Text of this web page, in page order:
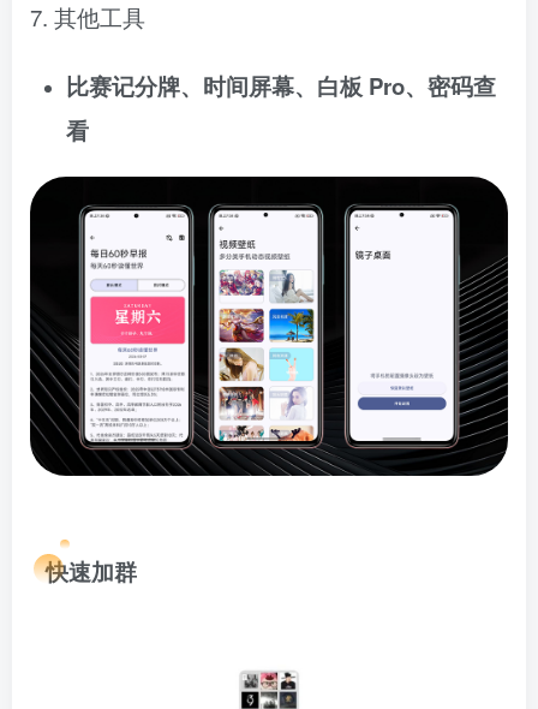
7. 其他工具
比赛记分牌、时间屏幕、白板 Pro、密码查
看
快速加群